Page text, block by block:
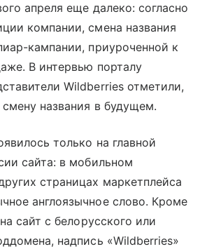
апреля еще далеко: согласно
компании, смена названия
кампании, приуроченной к
В интервью порталу
Wildberries отметили,
названия в будущем.
только на главной
сайта: в мобильном
страницах маркетплейса
англоязычное слово. Кроме
сайт с белорусского или
надпись «Wildberries»